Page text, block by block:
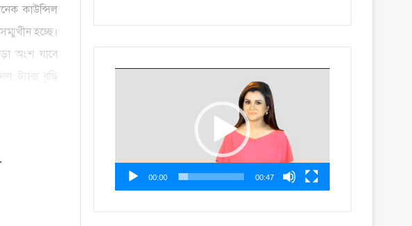
কাউন্সিল
হচ্ছে।
অংশ যাবে
বৃদ্ধি
00:00 00:47